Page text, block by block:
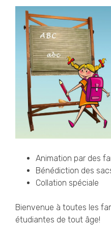
Animation par des
Bénédiction des
Collation spéciale
Bienvenue à toutes les
étudiantes de tout âge!